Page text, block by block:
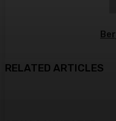
RELATED ARTICLES